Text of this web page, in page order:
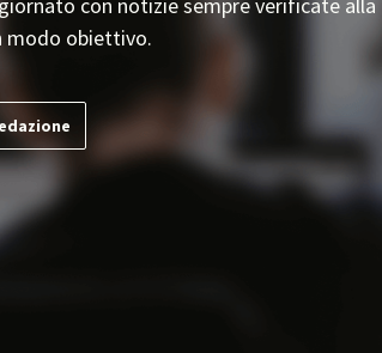
con notizie sempre verificate alla
modo obiettivo.